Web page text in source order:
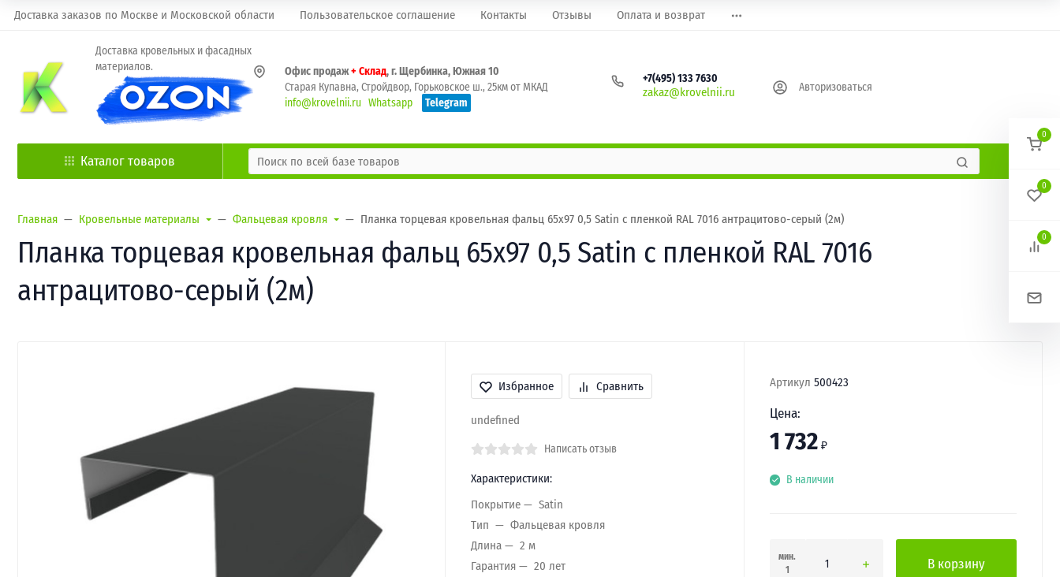
Доставка заказов по Москве и Московской области Пользовательское соглашение Контакты Отзывы Оплата и возврат
Доставка кровельных и фасадных
материалов.
Офис продаж+ Склад, г. Щербинка, Южная 10
Старая Купавна, Стройдвор, Горьковское ш., 25км от МКАД
info@krovelnii.ru Whatsapp Telegram
+7(495) 133 7630
zakaz@krovelnii.ru Авторизоваться
Каталог товаров
Главная Кровельные материалы Фальцевая кровля Планка торцевая кровельная фальц 65х97 0,5 Satin с пленкой RAL 7016 антрацитово-серый (2м)
Планка торцевая кровельная фальц 65х97 0,5 Satin с пленкой RAL 7016
антрацитово-серый (2м)
Избранное Сравнить
undefined
Написать отзыв
Характеристики:
Покрытие
Satin
Тип
Фальцевая кровля
Длина
2 м
Гарантия
20 лет
Артикул 500423
Цена:
1 732 ₽
В наличии
мин.
1
В корзину
0
0
0